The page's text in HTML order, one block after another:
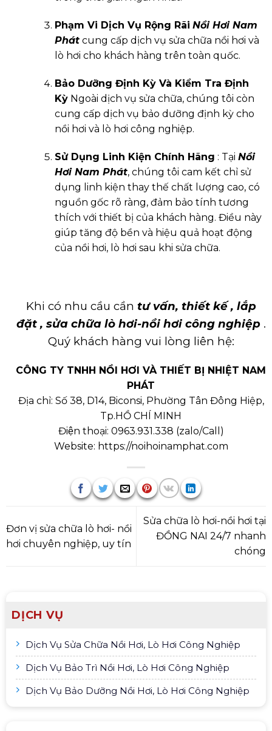
DỊCH VỤ
Dịch Vụ Sửa Chữa Nồi Hơi, Lò Hơi Công Nghiệp
Dịch Vụ Bảo Trì Nồi Hơi, Lò Hơi Công Nghiệp
Dịch Vụ Bảo Dưỡng Nồi Hơi, Lò Hơi Công Nghiệp
Phạm Vi Dịch Vụ Rộng Rãi Nồi Hơi Nam
Phát cung cấp dịch vụ sửa chữa nồi hơi và
lò hơi cho khách hàng trên toàn quốc.
Bảo Dưỡng Định Kỳ Và Kiểm Tra Định
KỳNgoài dịch vụ sửa chữa, chúng tôi còn
cung cấp dịch vụ bảo dưỡng định kỳ cho
nồi hơi và lò hơi công nghiệp.
Sử Dụng Linh Kiện Chính Hãng : Tại Nồi
Hơi Nam Phát, chúng tôi cam kết chỉ sử
dụng linh kiện thay thế chất lượng cao, có
nguồn gốc rõ ràng, đảm bảo tính tương
thích với thiết bị của khách hàng. Điều này
giúp tăng độ bền và hiệu quả hoạt động
của nồi hơi, lò hơi sau khi sửa chữa.
Khi có nhu cầu cần tư vấn, thiết kế , lắp
đặt , sửa chữa lò hơi-nồi hơi công nghiệp .
Quý khách hàng vui lòng liên hệ:
CÔNG TY TNHH NỒI HƠI VÀ THIẾT BỊ NHIỆT NAM
PHÁT
Địa chỉ: Số 38, D14, Biconsi, Phường Tân Đông Hiệp,
Tp.HỒ CHÍ MINH
Điện thoại: 0963.931.338 (zalo/Call )
Website: https://noihoinamphat.com
Đơn vị sửa chữa lò hơi- nồi
hơi chuyên nghiệp, uy tín
Sửa chữa lò hơi-nồi hơi tại
ĐỒNG NAI 24/7 nhanh
chóng